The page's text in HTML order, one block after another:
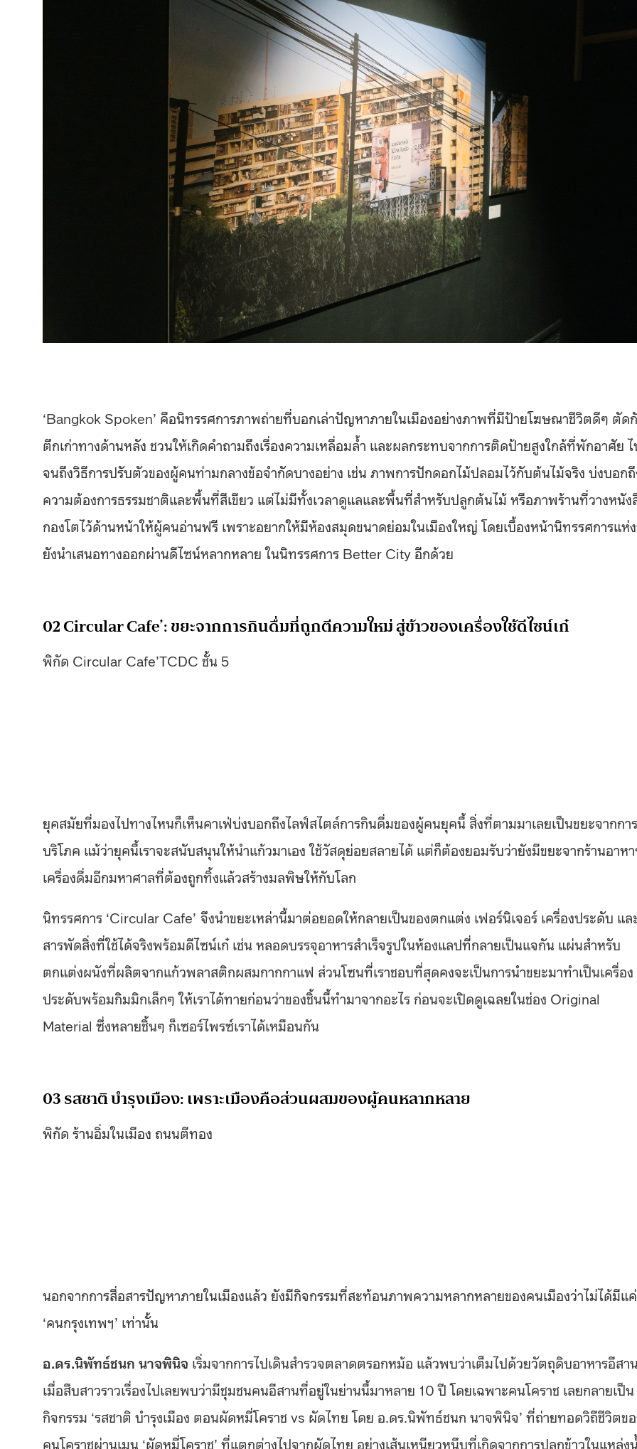
‘Bangkok Spoken’ คือนิทรรศการภาพถ่ายที่บอกเล่าปัญหาภายในเมืองอย่างภาพที่มีป้ายโฆษณาชีวิตดีๆ ตัด
ตึกเก่าทางด้านหลัง ชวนให้เกิดคำถามถึงเรื่องความเหลื่อมล้ำ และผลกระทบจากการติดป้ายสูงใกล้ที่พักอาศัย
จนถึงวิธีการปรับตัวของผู้คนท่ามกลางข้อจำกัดบางอย่าง เช่น ภาพการปักดอกไม้ปลอมไว้กับต้นไม้จริง บ่งบอก
ความต้องการธรรมชาติและพื้นที่สีเขียว แต่ไม่มีทั้งเวลาดูแลและพื้นที่สำหรับปลูกต้นไม้ หรือภาพร้านที่วางหนัง
กองโตไว้ด้านหน้าให้ผู้คนอ่านฟรี เพราะอยากให้มีห้องสมุดขนาดย่อมในเมืองใหญ่ โดยเบื้องหน้านิทรรศการแห่
ยังนำเสนอทางออกผ่านดีไซน์หลากหลาย ในนิทรรศการ Better City อีกด้วย
02 Circular Cafe’: ขยะจากการกินดื่มที่ถูกตีความใหม่ สู่ข้าวของเครื่องใช้ดีไซน์เก๋
พิกัด Circular Cafe’TCDC ชั้น 5
ยุคสมัยที่มองไปทางไหนก็เห็นคาเฟ่บ่งบอกถึงไลฟ์สไตล์การกินดื่มของผู้คนยุคนี้ สิ่งที่ตามมาเลยเป็นขยะจากการ
บริโภค แม้ว่ายุคนี้เราจะสนับสนุนให้นำแก้วมาเอง ใช้วัสดุย่อยสลายได้ แต่ก็ต้องยอมรับว่ายังมีขยะจากร้านอาห
เครื่องดื่มอีกมหาศาลที่ต้องถูกทิ้งแล้วสร้างมลพิษให้กับโลก
นิทรรศการ ‘Circular Cafe’ จึงนำขยะเหล่านี้มาต่อยอดให้กลายเป็นของตกแต่ง เฟอร์นิเจอร์ เครื่องประดับ แล
สารพัดสิ่งที่ใช้ได้จริงพร้อมดีไซน์เก๋ เช่น หลอดบรรจุอาหารสำเร็จรูปในห้องแลปที่กลายเป็นแจกัน แผ่นสำหรับ
ตกแต่งผนังที่ผลิตจากแก้วพลาสติกผสมกากกาแฟ ส่วนโซนที่เราชอบที่สุดคงจะเป็นการนำขยะมาทำเป็นเครื่อง
ประดับพร้อมกิมมิกเล็กๆ ให้เราได้ทายก่อนว่าของชิ้นนี้ทำมาจากอะไร ก่อนจะเปิดดูเฉลยในช่อง Original
Material ซึ่งหลายชิ้นๆ ก็เซอร์ไพรซ์เราได้เหมือนกัน
03 รสชาติ บำรุงเมือง: เพราะเมืองคือส่วนผสมของผู้คนหลากหลาย
พิกัด ร้านอิ่มในเมือง ถนนตีทอง
นอกจากการสื่อสารปัญหาภายในเมืองแล้ว ยังมีกิจกรรมที่สะท้อนภาพความหลากหลายของคนเมืองว่าไม่ได้มีแค่
‘คนกรุงเทพฯ’ เท่านั้น
อ.ดร.นิพัทธ์ชนก นาจพินิจ เริ่มจากการไปเดินสำรวจตลาดตรอกหม้อ แล้วพบว่าเต็มไปด้วยวัตถุดิบอาหารอีสาน
เมื่อสืบสาวราวเรื่องไปเลยพบว่ามีชุมชนคนอีสานที่อยู่ในย่านนี้มาหลาย 10 ปี โดยเฉพาะคนโคราช เลยกลายเป็น
กิจกรรม ‘รสชาติ บำรุงเมือง ตอนผัดหมี่โคราช vs ผัดไทย โดย อ.ดร.นิพัทธ์ชนก นาจพินิจ’ ที่ถ่ายทอดวิถีชีวิตข
คนโคราชผ่านเมนู ‘ผัดหมี่โคราช’ ที่แตกต่างไปจากผัดไทย อย่างเส้นเหนียวหนึบที่เกิดจากการปลูกข้าวในแหล่ง